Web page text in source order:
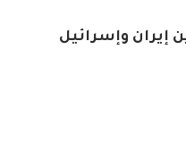
إيران وإسرائيل